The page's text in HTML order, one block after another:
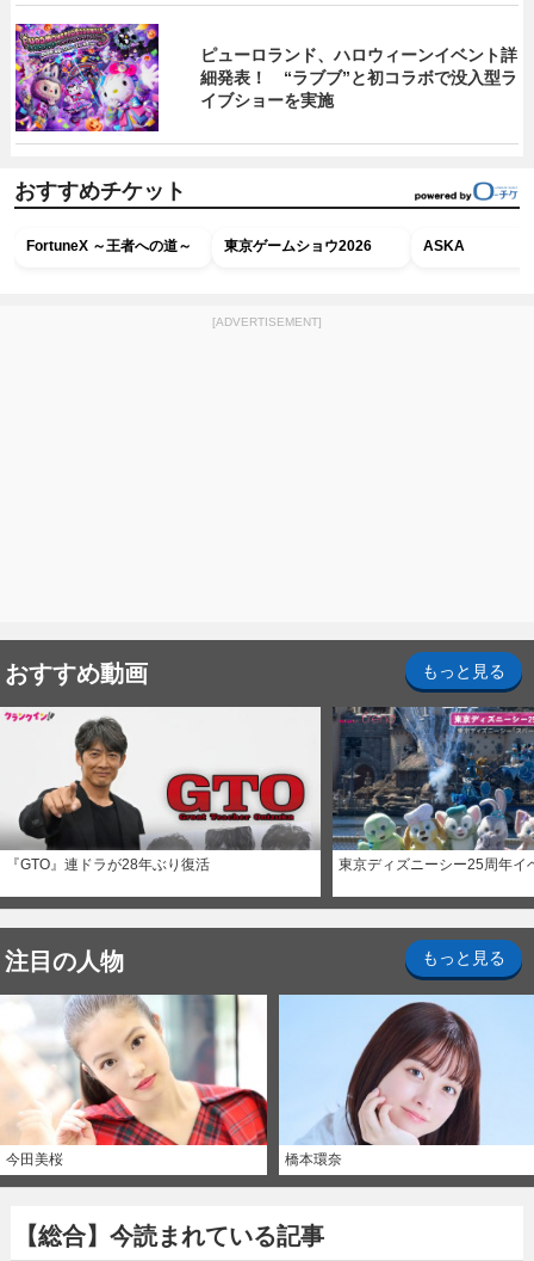
ピューロランド、ハロウィーンイベント詳
細発表！ “ラブブ”と初コラボで没入型ラ
イブショーを実施
おすすめチケット
FortuneX ～王者への道～ 東京ゲームショウ2026 ASKA
[ADVERTISEMENT]
おすすめ動画 もっと見る
『GTO』連ドラが28年ぶり復活 東京ディズニーシー25周年イ
注目の人物 もっと見る
今田美桜 橋本環奈
【総合】今読まれている記事